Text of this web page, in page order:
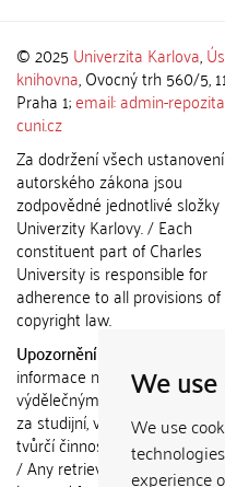
We
We use
experience
© 2025 Univerzita Karlova,
knihovna, Ovocný trh 560/5,
Praha 1;email: admin-
cuni.cz
Za dodržení všech ustanovení
autorského zákona jsou
zodpovědné jednotlivé složky
Univerzity Karlovy. / Each
constituent part of Charles
University is responsible for
adherence to all provisions
copyright law.
Upozornění / Notice:
informace nemohou být
výdělečným účelům nebo
za studijní, vědeckou nebo
tvůrčí činnost jiné osoby než
/ Any retrieved information